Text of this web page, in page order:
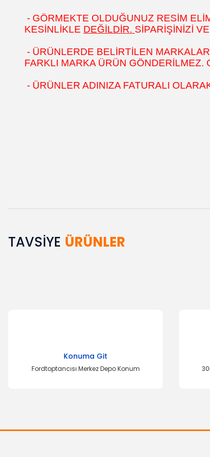
- GÖRMEKTE OLDUĞUNUZ RESİM
KESİNLİKLE DEĞİLDİR. SİPARİŞİNİZİ
- ÜRÜNLERDE BELİRTİLEN
FARKLI MARKA ÜRÜN GÖNDERİLMEZ.
- ÜRÜNLER ADINIZA FATURALI
Bu ürünün fiyat bilgisi, resim, ürün açıklamalarında ve
TAVSİYE ÜRÜNLER
Ön Fren Balatası Transit V184
Ön Fren
Konuma Git
Fordtoptancısı Merkez Depo Konum